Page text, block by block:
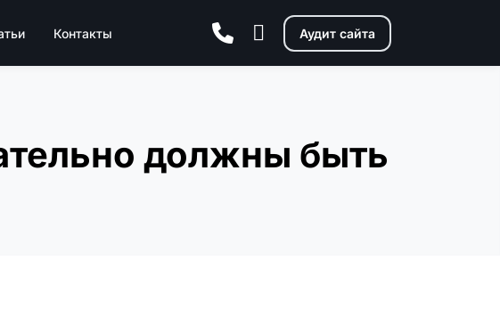
Контакты Аудит сайта
должны быть